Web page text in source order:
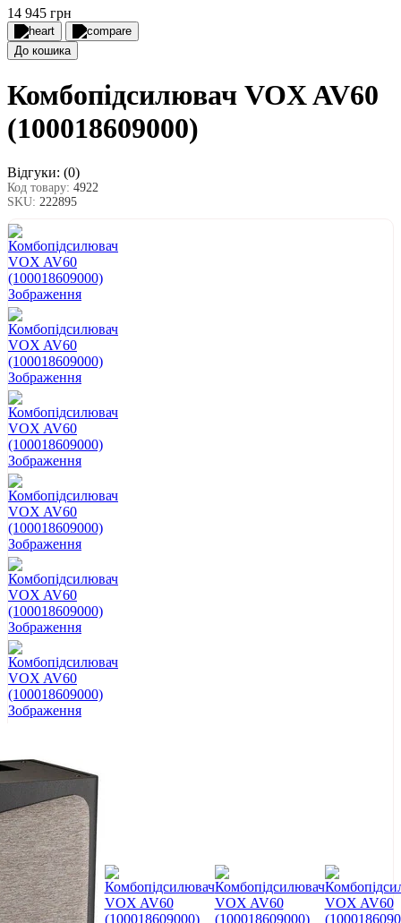
14 945 грн
До кошика
Комбопідсилювач VOX AV60
(100018609000)
Відгуки: (0)
Код товару: 4922
SKU: 222895